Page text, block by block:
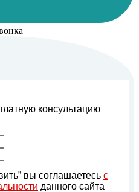
консультацию
вы соглашаетесь с
данного сайта